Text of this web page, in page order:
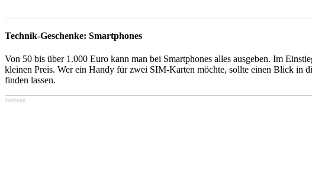
Technik-Geschenke: Smartphones
Von 50 bis über 1.000 Euro kann man bei Smartphones alles ausgeben. Im
kleinen Preis. Wer ein Handy für zwei SIM-Karten möchte, sollte einen Blick in
finden lassen.
Werbung